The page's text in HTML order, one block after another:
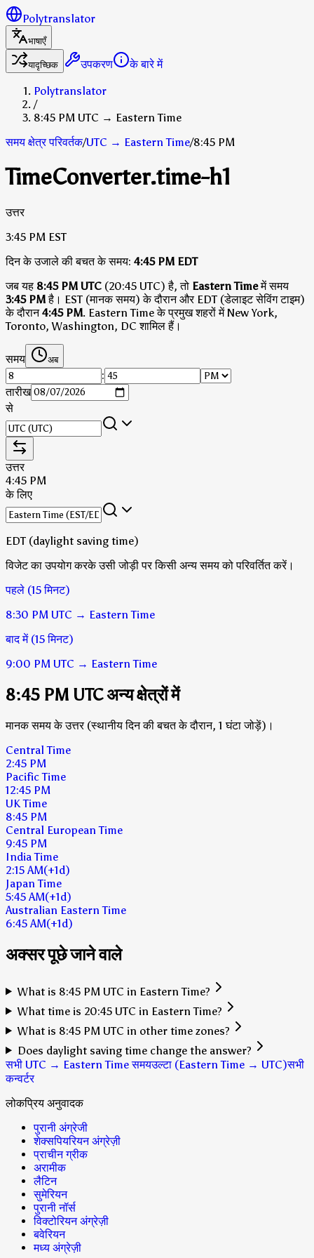
Polytranslator
भाषाएँ
यादृच्छिक
उपकरण
के बारे में
Polytranslator
/
8:45 PM UTC → Eastern Time
समय क्षेत्र परिवर्तक/UTC → Eastern Time/8:45 PM
TimeConverter.time-h1
उत्तर
3:45 PM EST
दिन के उजाले की बचत के समय: 4:45 PM EDT
जब यह 8:45 PM UTC (20:45 UTC) है, तो Eastern Timeमें समय
3:45 PMहै। EST (मानक समय) के दौरानऔर EDT (डेलाइट सेविंग टाइम)
के दौरान4:45 PM. Eastern Time के प्रमुख शहरों में New York,
Toronto, Washington, DC शामिल हैं।
समय अब
:
तारीख
से
उत्तर
4:45 PM
के लिए
EDT (daylight saving time)
विजेट का उपयोग करके उसी जोड़ी पर किसी अन्य समय को परिवर्तित करें।
पहले (15 मिनट)
8:30 PM UTC → Eastern Time
बाद में (15 मिनट)
9:00 PM UTC → Eastern Time
8:45 PM UTC अन्य क्षेत्रों में
मानक समय के उत्तर (स्थानीय दिन की बचत के दौरान, 1 घंटा जोड़ें)।
Central Time
2:45 PM
Pacific Time
12:45 PM
UK Time
8:45 PM
Central European Time
9:45 PM
India Time
2:15 AM(+1d)
Japan Time
5:45 AM(+1d)
Australian Eastern Time
6:45 AM(+1d)
अक्सर पूछे जाने वाले
What is 8:45 PM UTC in Eastern Time?
What time is 20:45 UTC in Eastern Time?
What is 8:45 PM UTC in other time zones?
Does daylight saving time change the answer?
सभी UTC → Eastern Time समयउल्टा (Eastern Time → UTC)सभी
कन्वर्टर
लोकप्रिय अनुवादक
पुरानी अंग्रेजी
शेक्सपियरियन अंग्रेज़ी
प्राचीन ग्रीक
अरामीक
लैटिन
सुमेरियन
पुरानी नॉर्स
विक्टोरियन अंग्रेज़ी
बवेरियन
मध्य अंग्रेज़ी